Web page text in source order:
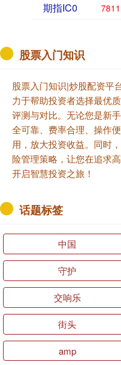
期指IC0
股票入门知识
股票入门知识|炒股配资平
力于帮助投资者选择最优
评测与对比。无论您是新
全可靠、费率合理、操作
用，放大投资收益。同时
险管理策略，让您在追求
开启智慧投资之旅！
话题标签
中国
守护
交响乐
街头
amp